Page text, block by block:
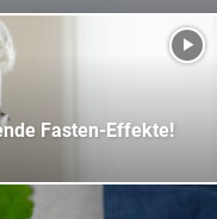
Fasten-Effekte!